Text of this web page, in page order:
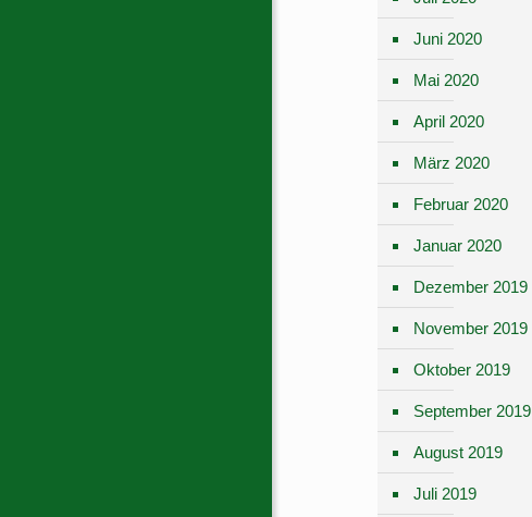
Juni 2020
Mai 2020
April 2020
März 2020
Februar 2020
Januar 2020
Dezember 2019
November 2019
Oktober 2019
September 2019
August 2019
Juli 2019